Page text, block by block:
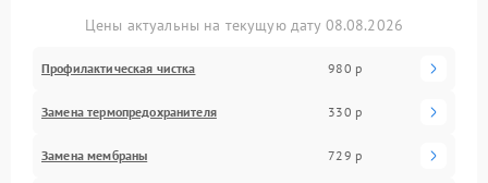
Цены актуальны на текущую дату 08.08.2026
Профилактическая чистка 980 р
Замена термопредохранителя 330 р
Замена мембраны 729 р